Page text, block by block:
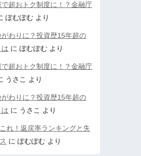
超おトク制度に！？金融庁
ぽむぽむ より
わりに？投資歴15年超の
にぽむぽむ より
超おトク制度に！？金融庁
うさこ より
わりに？投資歴15年超の
に うさこ より
れ！返戻率ランキングと失
にぽむぽむ より